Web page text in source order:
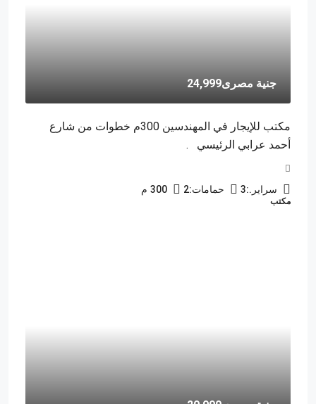
جنية مصرى24,999
مكتب للإيجار في المهندسين 300م خطوات من شارع
أحمد عرابي الرئيسي .
سراير.:3 حمامات:2
300 م
مكتب